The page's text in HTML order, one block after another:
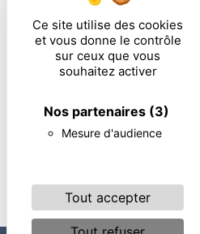
Ce site utilise des cookies
et vous donne le contrôle
sur ceux que vous
souhaitez activer
Nos partenaires (3)
Mesure d'audience
Tout accepter
** Les données personnelles communiquées
contacter et sont enregistrées dans un
ses sous-traitants dans le seul but de
collectées seront communiquées aux seuls
de droits d’accès, de rectification,
d’opposition, de retrait de votre
d’introduire une réclamation auprès d’une
d’organiser le sort de vos données post-
voie postale à l'adresse ou par courrier
d'identité pourra vous être demandé. Nous
période de prise de contact puis pendant la
probatoires et de gestion des contentieux.
liste d'opposition au démarchage
Bloctel.gouv.fr. Consultez le site cnil.fr pour